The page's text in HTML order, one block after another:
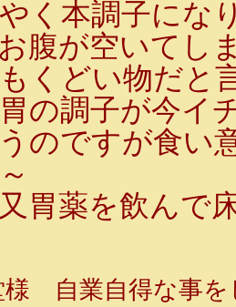
く本調子にな
腹が空いてし
くどい物だと
の調子が今イ
のですが食い
胃薬を飲んで
様 自業自得な事を